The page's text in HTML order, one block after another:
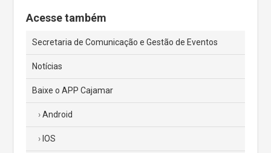
Acesse também
Secretaria de Comunicação e Gestão de Eventos
Notícias
Baixe o APP Cajamar
Android
IOS